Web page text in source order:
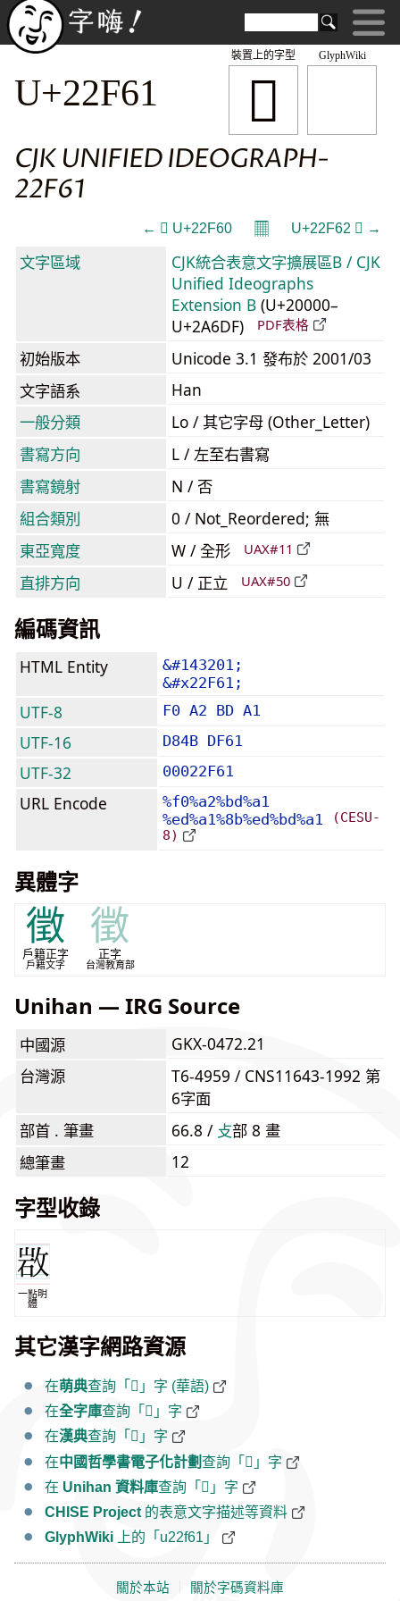
GlyphWiki
𢽡
裝置上的字型
U+22F61
CJK UNIFIED IDEOGRAPH-
22F61
← 𢽠 U+22F60 𝄜 U+22F62 𢽢 →
文字區域
CJK統合表意文字擴展區B / CJK
Unified Ideographs
Extension B (U+20000–
U+2A6DF)
PDF表格
初始版本
Unicode 3.1 發布於 2001/03
文字語系
Han
一般分類
Lo / 其它字母 (Other_Letter)
書寫方向
L / 左至右書寫
書寫鏡射
N / 否
組合類別
0 / Not_Reordered; 無
東亞寬度
W / 全形 UAX#11
直排方向 U / 正立 UAX#50
編碼資訊
HTML Entity
&#143201;
&#x22F61;
UTF-8 F0 A2 BD A1
UTF-16 D84B DF61
UTF-32 00022F61
URL Encode
%f0%a2%bd%a1
%ed%a1%8b%ed%bd%a1
(CESU-
8)
異體字
徵
戶籍正字
戶籍文字
徵
正字
台灣教育部
Unihan — IRG Source
中國源
GKX-0472.21
台灣源
T6-4959 / CNS11643-1992 第
6字面
部首 . 筆畫
66.8 / ⽁部 8 畫
總筆畫
12
字型收錄
一點明
體
其它漢字網路資源
在萌典查詢「𢽡」字 (華語)
在全字庫查詢「𢽡」字
在漢典查詢「𢽡」字
在中國哲學書電子化計劃查詢「𢽡」字
在 Unihan 資料庫查詢「𢽡」字
CHISE Project 的表意文字描述等資料
GlyphWiki 上的「u22f61」
關於本站 關於字碼資料庫